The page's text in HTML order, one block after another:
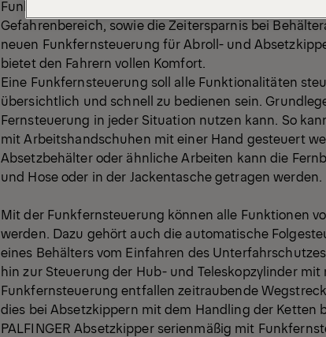
Funkfernsteuerung. Der Grund ist eine optimale
Gefahrenbereich, sowie die Zeitersparnis bei
neuen Funkfernsteuerung für Abroll- und
bietet den Fahrern vollen Komfort.
Eine Funkfernsteuerung soll alle Funktionalitäten
übersichtlich und schnell zu bedienen sein.
Fernsteuerung in jeder Situation nutzen kann. So
mit Arbeitshandschuhen mit einer Hand gesteuert
Absetzbehälter oder ähnliche Arbeiten kann die
und Hose oder in der Jackentasche getragen werden.
Mit der Funkfernsteuerung können alle Funktionen
werden. Dazu gehört auch die automatische
eines Behälters vom Einfahren des
hin zur Steuerung der Hub- und Teleskopzylinder
Funkfernsteuerung entfallen zeitraubende
dies bei Absetzkippern mit dem Handling der Ketten
PALFINGER Absetzkipper serienmäßig mit